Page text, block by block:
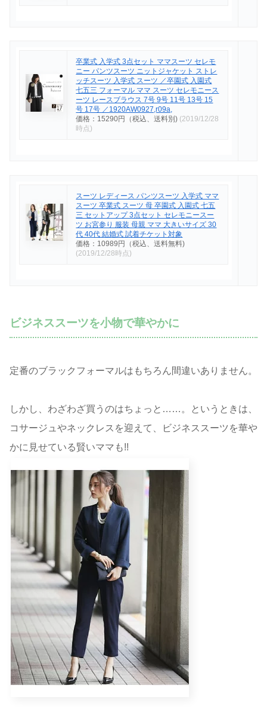
卒業式 入学式 3点セット ママスーツ セレモ
ニー パンツスーツ ニットジャケット ストレ
ッチスーツ 入学式 スーツ ／卒園式 入園式
七五三 フォーマル ママ スーツ セレモニース
ーツ レースブラウス 7号 9号 11号 13号 15
号 17号 ／1920AW0927,r09a,
価格：15290円（税込、送料別) (2019/12/28
時点)
スーツ レディース パンツスーツ 入学式 ママ
スーツ 卒業式 スーツ 母 卒園式 入園式 七五
三 セットアップ 3点セット セレモニースー
ツ お宮参り 服装 母親 ママ 大きいサイズ 30
代 40代 結婚式 試着チケット対象
価格：10989円（税込、送料無料)
(2019/12/28時点)
ビジネススーツを小物で華やかに
定番のブラックフォーマルはもちろん間違いありません。
しかし、わざわざ買うのはちょっと……。というときは、
コサージュやネックレスを迎えて、ビジネススーツを華や
かに見せている賢いママも!!